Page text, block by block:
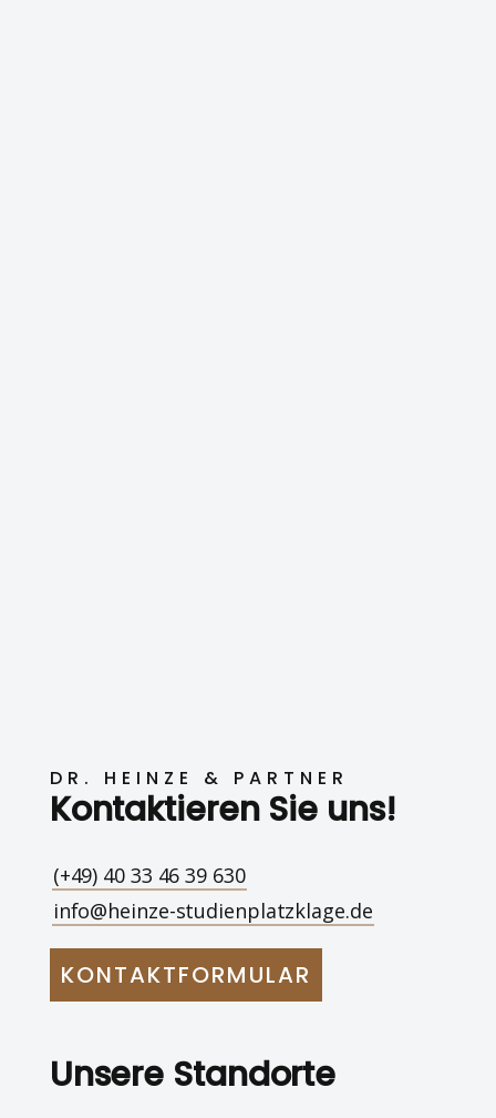
DR. HEINZE & PARTNER
Kontaktieren Sie uns!
(+49) 40 33 46 39 630
info@heinze-studienplatzklage.de
KONTAKTFORMULAR
Unsere Standorte